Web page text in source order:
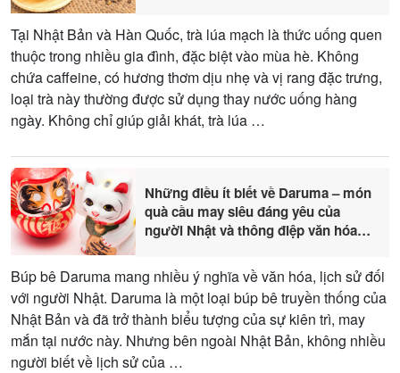
Tại Nhật Bản và Hàn Quốc, trà lúa mạch là thức uống quen
thuộc trong nhiều gia đình, đặc biệt vào mùa hè. Không
chứa caffeine, có hương thơm dịu nhẹ và vị rang đặc trưng,
loại trà này thường được sử dụng thay nước uống hàng
ngày. Không chỉ giúp giải khát, trà lúa …
Những điều ít biết về Daruma – món
quà cầu may siêu đáng yêu của
người Nhật và thông điệp văn hóa
Búp bê Daruma mang nhiều ý nghĩa về văn hóa, lịch sử đối
với người Nhật. Daruma là một loại búp bê truyền thống của
Nhật Bản và đã trở thành biểu tượng của sự kiên trì, may
mắn tại nước này. Nhưng bên ngoài Nhật Bản, không nhiều
người biết về lịch sử của …